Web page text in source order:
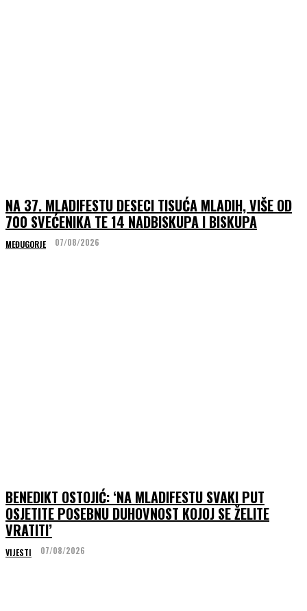
NA 37. MLADIFESTU DESECI TISUĆA MLADIH, VIŠE OD
700 SVEĆENIKA TE 14 NADBISKUPA I BISKUPA
MEĐUGORJE 07/08/2026
BENEDIKT OSTOJIĆ: ‘NA MLADIFESTU SVAKI PUT
OSJETITE POSEBNU DUHOVNOST KOJOJ SE ŽELITE
VRATITI’
VIJESTI 07/08/2026